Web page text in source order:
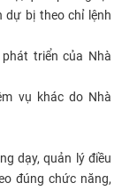
dự bị theo chỉ lệnh
triển của Nhà
vụ khác do Nhà
dạy, quản lý điều
đúng chức năng,